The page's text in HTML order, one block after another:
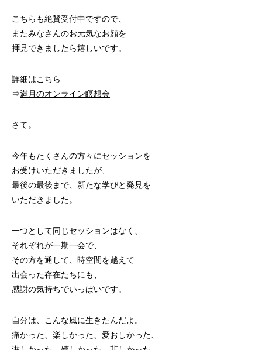
こちらも絶賛受付中ですので、
またみなさんのお元気なお顔を
拝見できましたら嬉しいです。
詳細はこちら
⇒満月のオンライン瞑想会
さて。
今年もたくさんの方々にセッションを
お受けいただきましたが、
最後の最後まで、新たな学びと発見を
いただきました。
一つとして同じセッションはなく、
それぞれが一期一会で、
その方を通して、時空間を越えて
出会った存在たちにも、
感謝の気持ちでいっぱいです。
自分は、こんな風に生きたんだよ。
痛かった、楽しかった、愛おしかった、